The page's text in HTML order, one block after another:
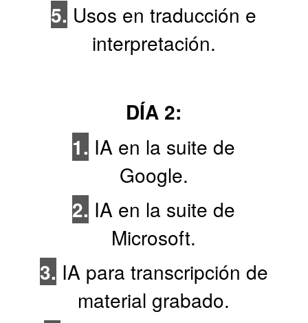
5. Usos en traducción e
interpretación.
DÍA 2:
1. IA en la suite de
Google.
2. IA en la suite de
Microsoft.
3. IA para transcripción de
material grabado.